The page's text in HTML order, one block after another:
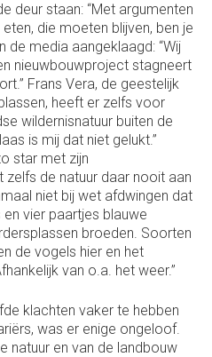
deur staan: “Met argumenten
die moeten blijven, ben je
de media aangeklaagd: “Wij
nieuwbouwproject stagneert
Frans Vera, de geestelijk
heeft er zelfs voor
wildernisnatuur buiten de
is mij dat niet gelukt.”
star met zijn
zelfs de natuur daar nooit aan
niet bij wet afdwingen dat
vier paartjes blauwe
broeden. Soorten
de vogels hier en het
van o.a. het weer.”
klachten vaker te hebben
was er enige ongeloof.
natuur en van de landbouw